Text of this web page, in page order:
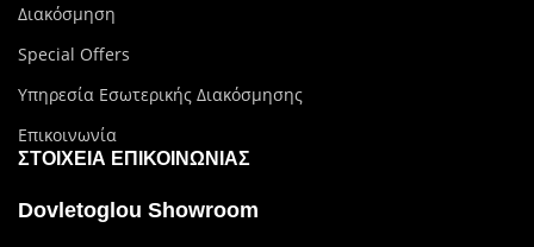
Διακόσμηση
Special Offers
Υπηρεσία Εσωτερικής Διακόσμησης
Επικοινωνία
ΣΤΟΙΧΕΊΑ ΕΠΙΚΟΙΝΩΝΊΑΣ
Dovletoglou Showroom